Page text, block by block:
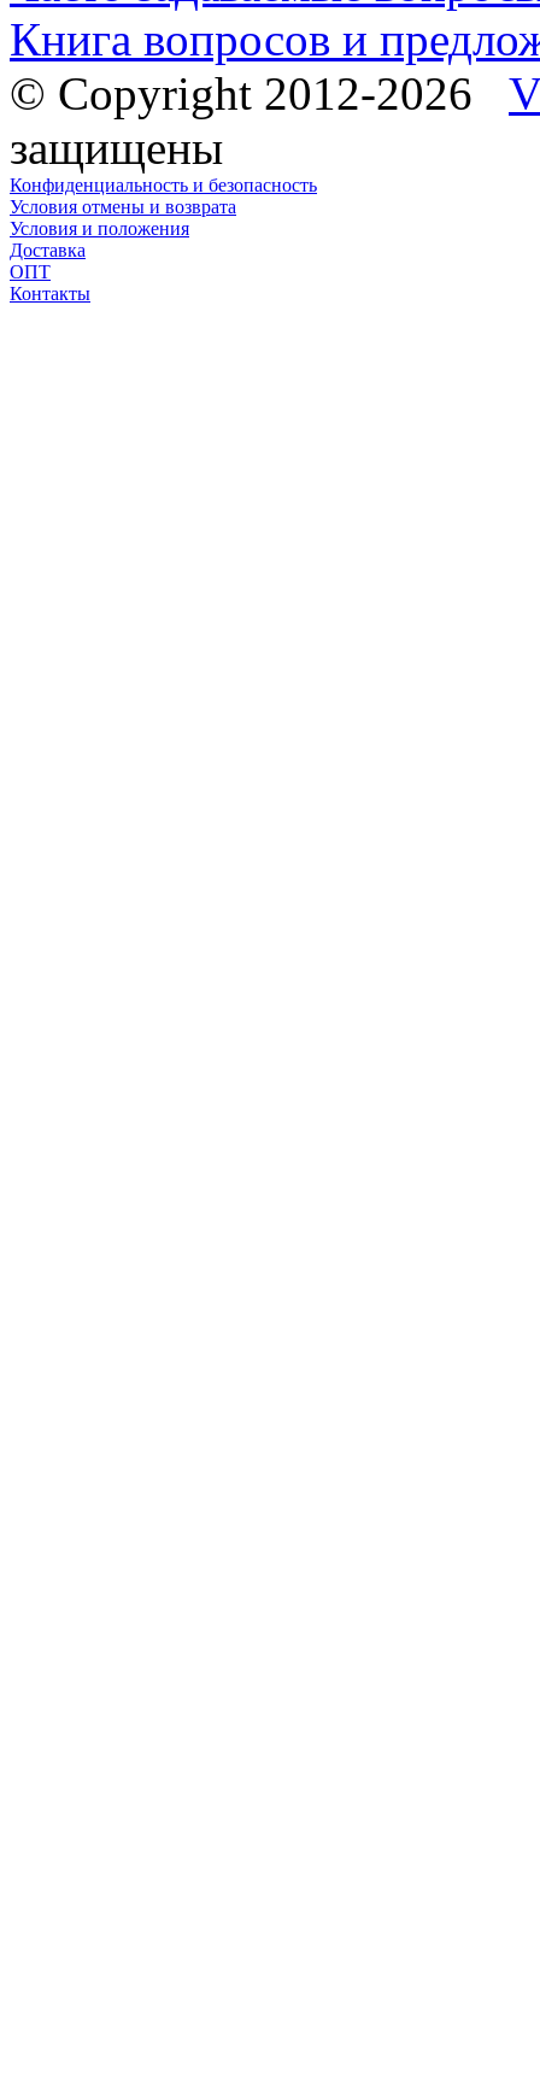
Книга вопросов и
© Copyright 2012-2026
защищены
Конфиденциальность и безопасность
Условия отмены и возврата
Условия и положения
Доставка
ОПТ
Контакты